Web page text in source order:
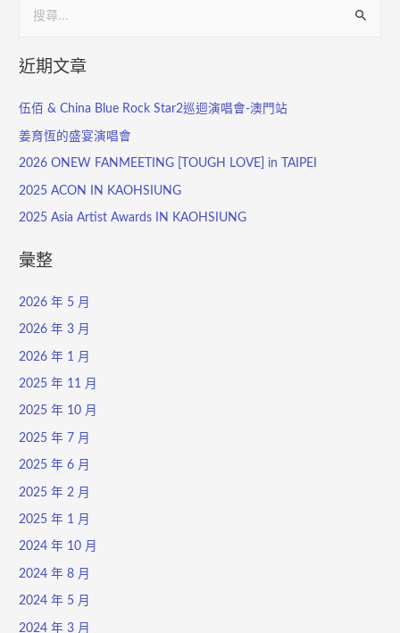
近期文章
伍佰 & China Blue Rock Star2巡迴演唱會-澳門站
姜育恆的盛宴演唱會
2026 ONEW FANMEETING [TOUGH LOVE] in TAIPEI
2025 ACON IN KAOHSIUNG
2025 Asia Artist Awards IN KAOHSIUNG
彙整
2026 年 5 月
2026 年 3 月
2026 年 1 月
2025 年 11 月
2025 年 10 月
2025 年 7 月
2025 年 6 月
2025 年 2 月
2025 年 1 月
2024 年 10 月
2024 年 8 月
2024 年 5 月
2024 年 3 月